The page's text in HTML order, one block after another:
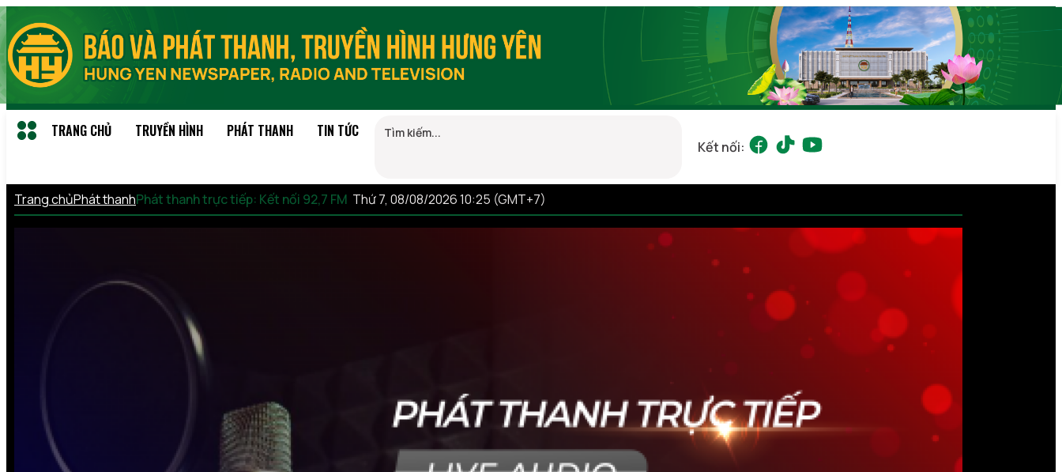
TRANG CHỦ TRUYỀN HÌNH PHÁT THANH TIN TỨC
Kết nối:
Trang chủPhát thanhPhát thanh trực tiếp: Kết nối 92,7 FM Thứ 7, 08/08/2026 10:25 (GMT+7)